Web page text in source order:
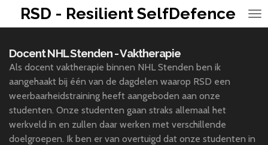
direct
de
hoofdinhoud
RSD - Resilient SelfDefence
Docent NHL Stenden - Vaktherapie
Als docent vaktherapie binnen NHL Stenden ben ik
aangehaakt bij één van de dagdelen waarop RSD een
weerbaarheidstraining heeft aangeboden aan onze
studenten. Onze studenten gaan straks allemaal het
werkveld in en zullen daar werken met verschillende
doelgroepen. Ik ben er van overtuigd dat onze studenten in